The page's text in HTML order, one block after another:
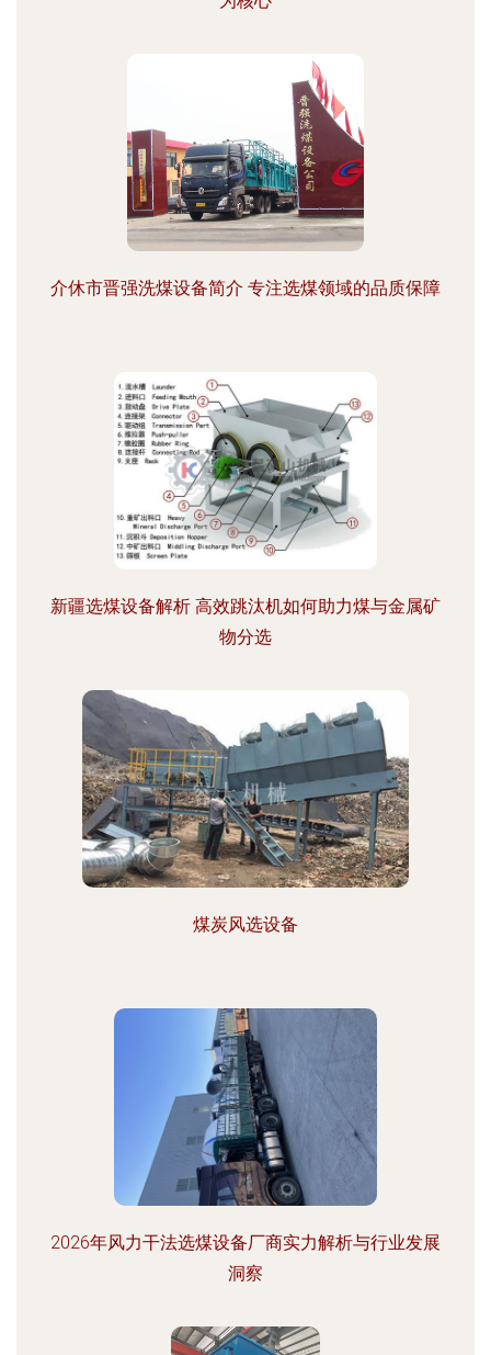
介休市晋强洗煤设备简介 专注选煤领域的品质保障
新疆选煤设备解析 高效跳汰机如何助力煤与金属矿
物分选
煤炭风选设备
2026年风力干法选煤设备厂商实力解析与行业发展
洞察